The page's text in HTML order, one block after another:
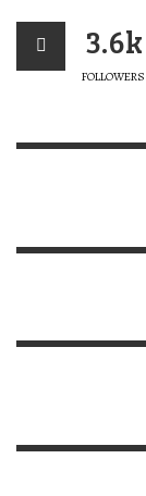
3.6k
FOLLOWERS